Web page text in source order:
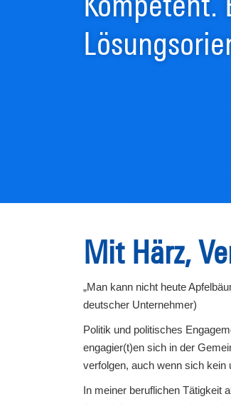
Mit Härz,
„Man kann nicht heute
deutscher Unternehmer)
Politik und politisches
engagier(t)en sich in der
verfolgen, auch wenn sich kein
In meiner beruflichen Tätigkeit